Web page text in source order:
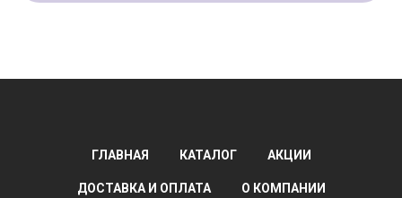
ГЛАВНАЯ КАТАЛОГ АКЦИИ
ДОСТАВКА И ОПЛАТА О КОМПАНИИ